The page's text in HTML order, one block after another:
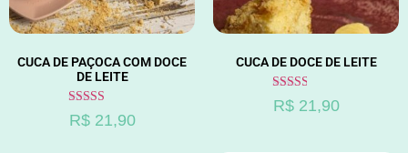
CUCA DE PAÇOCA COM DOCE
DE LEITE
Avaliação
2.68
R$21,90
CUCA DE DOCE DE LEITE
Avaliação
2.57
R$21,90